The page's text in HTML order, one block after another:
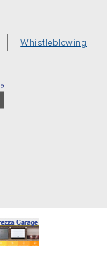
Whistleblowing